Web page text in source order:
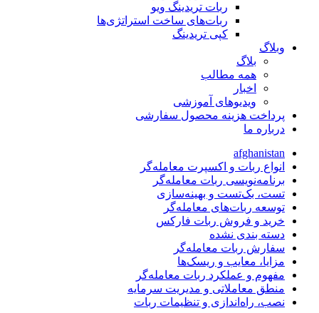
ربات تریدینگ ویو
ربات‌های ساخت استراتژی‌ها
کپی تریدینگ
وبلاگ
بلاگ
همه مطالب
اخبار
ویدیوهای آموزشی
پرداخت هزینه محصول سفارشی
درباره ما
afghanistan
انواع ربات و اکسپرت معامله‌گر
برنامه‌نویسی ربات معامله‌گر
تست، بک‌تست و بهینه‌سازی
توسعه ربات‌های معامله‌گر
خرید و فروش ربات فارکس
دسته بندی نشده
سفارش ربات معامله‌گر
مزایا، معایب و ریسک‌ها
مفهوم و عملکرد ربات معامله‌گر
منطق معاملاتی و مدیریت سرمایه
نصب، راه‌اندازی و تنظیمات ربات